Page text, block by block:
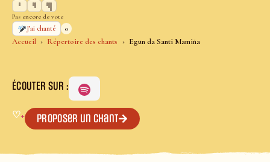
Accueil Répertoire des chants Egun da Santi Mamiña
Pas encore de vote
J’ai chanté
0
ÉCOUTER SUR :
♡+ Proposer un chant